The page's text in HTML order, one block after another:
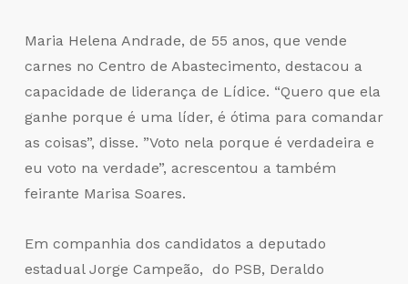
Maria Helena Andrade, de 55 anos, que vende
carnes no Centro de Abastecimento, destacou a
capacidade de liderança de Lídice. “Quero que ela
ganhe porque é uma líder, é ótima para comandar
as coisas”, disse. ”Voto nela porque é verdadeira e
eu voto na verdade”, acrescentou a também
feirante Marisa Soares.
Em companhia dos candidatos a deputado
estadual Jorge Campeão, do PSB, Deraldo